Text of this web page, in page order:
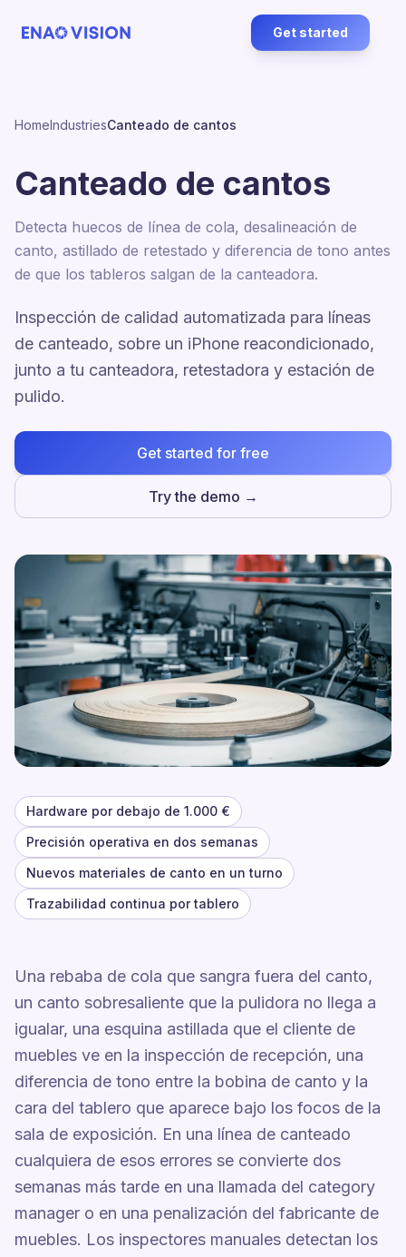
Get started
HomeIndustriesCanteado de cantos
Canteado de cantos
Detecta huecos de línea de cola, desalineación de
canto, astillado de retestado y diferencia de tono antes
de que los tableros salgan de la canteadora.
Inspección de calidad automatizada para líneas
de canteado, sobre un iPhone reacondicionado,
junto a tu canteadora, retestadora y estación de
pulido.
Get started for free
Try the demo →
Hardware por debajo de 1.000 €
Precisión operativa en dos semanas
Nuevos materiales de canto en un turno
Trazabilidad continua por tablero
Una rebaba de cola que sangra fuera del canto,
un canto sobresaliente que la pulidora no llega a
igualar, una esquina astillada que el cliente de
muebles ve en la inspección de recepción, una
diferencia de tono entre la bobina de canto y la
cara del tablero que aparece bajo los focos de la
sala de exposición. En una línea de canteado
cualquiera de esos errores se convierte dos
semanas más tarde en una llamada del category
manager o en una penalización del fabricante de
muebles. Los inspectores manuales detectan los